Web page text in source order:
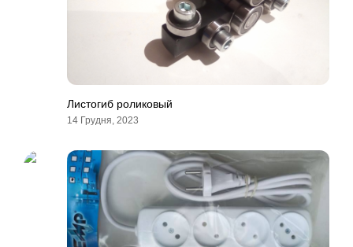
Листогиб роликовый
14 Грудня, 2023